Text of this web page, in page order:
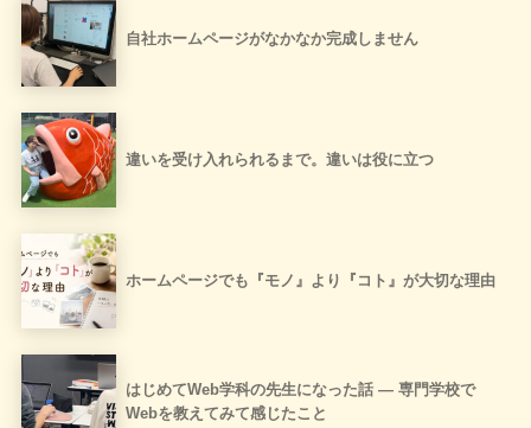
自社ホームページがなかなか完成しません
違いを受け入れられるまで。違いは役に立つ
ホームページでも『モノ』より『コト』が大切な理由
はじめてWeb学科の先生になった話 ― 専門学校で
Webを教えてみて感じたこと